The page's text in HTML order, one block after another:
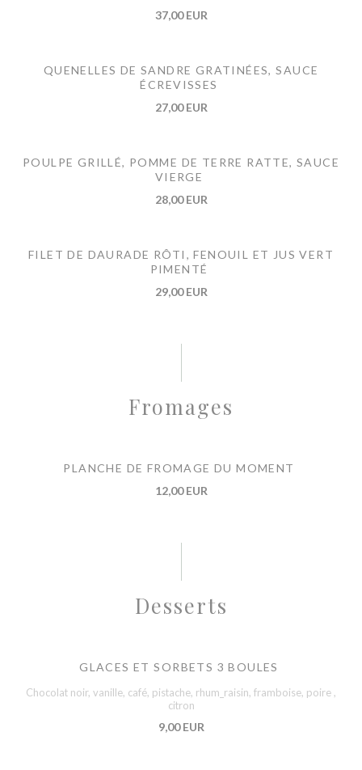
37,00 EUR
QUENELLES DE SANDRE GRATINÉES, SAUCE
ÉCREVISSES
27,00 EUR
POULPE GRILLÉ, POMME DE TERRE RATTE, SAUCE
VIERGE
28,00 EUR
FILET DE DAURADE RÔTI, FENOUIL ET JUS VERT
PIMENTÉ
29,00 EUR
Fromages
PLANCHE DE FROMAGE DU MOMENT
12,00 EUR
Desserts
GLACES ET SORBETS 3 BOULES
Chocolat noir, vanille, café, pistache, rhum_raisin, framboise, poire ,
citron
9,00 EUR